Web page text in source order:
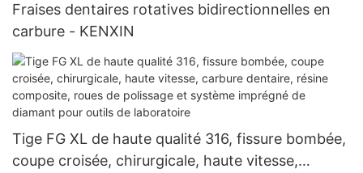
Fraises dentaires rotatives bidirectionnelles en
carbure - KENXIN
Tige FG XL de haute qualité 316, fissure bombée,
coupe croisée, chirurgicale, haute vitesse,